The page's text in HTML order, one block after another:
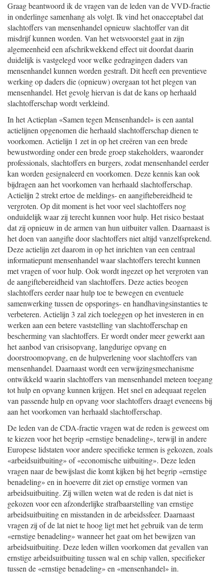
Graag beantwoord ik de vragen van de leden van de VVD-fractie
in onderlinge samenhang als volgt. Ik vind het onacceptabel dat
slachtoffers van mensenhandel opnieuw slachtoffer van dit
misdrijf kunnen worden. Van het wetsvoorstel gaat in zijn
algemeenheid een afschrikwekkend effect uit doordat daarin
duidelijk is vastgelegd voor welke gedragingen daders van
mensenhandel kunnen worden gestraft. Dit heeft een preventieve
werking op daders die (opnieuw) overgaan tot het plegen van
mensenhandel. Het gevolg hiervan is dat de kans op herhaald
slachtofferschap wordt verkleind.
In het Actieplan «Samen tegen Mensenhandel» is een aantal
actielijnen opgenomen die herhaald slachtofferschap dienen te
voorkomen. Actielijn 1 zet in op het creëren van een brede
bewustwording onder een brede groep stakeholders, waaronder
professionals, slachtoffers en burgers, zodat mensenhandel eerder
kan worden gesignaleerd en voorkomen. Deze kennis kan ook
bijdragen aan het voorkomen van herhaald slachtofferschap.
Actielijn 2 strekt ertoe de meldings- en aangiftebereidheid te
vergroten. Op dit moment is het voor veel slachtoffers nog
onduidelijk waar zij terecht kunnen voor hulp. Het risico bestaat
dat zij opnieuw in de armen van hun uitbuiter vallen. Daarnaast is
het doen van aangifte door slachtoffers niet altijd vanzelfsprekend.
Deze actielijn zet daarom in op het inrichten van een centraal
informatiepunt mensenhandel waar slachtoffers terecht kunnen
met vragen of voor hulp. Ook wordt ingezet op het vergroten van
de aangiftebereidheid van slachtoffers. Deze acties beogen
slachtoffers eerder naar hulp toe te bewegen en eventuele
samenwerking tussen de opsporings- en handhavingsinstanties te
verbeteren. Actielijn 3 zal zich toeleggen op het investeren in en
werken aan een betere vaststelling van slachtofferschap en
bescherming van slachtoffers. Er wordt onder meer gewerkt aan
het aanbod van crisisopvang, langdurige opvang en
doorstroomopvang, en de hulpverlening voor slachtoffers van
mensenhandel. Daarnaast wordt een verwijzingsmechanisme
ontwikkeld waarin slachtoffers van mensenhandel meteen toegang
tot hulp en opvang kunnen krijgen. Het snel en adequaat regelen
van passende hulp en opvang voor slachtoffers draagt eveneens bij
aan het voorkomen van herhaald slachtofferschap.
De leden van de CDA-fractie vragen wat de reden is geweest om
te kiezen voor het begrip «ernstige benadeling», terwijl in andere
Europese lidstaten voor andere specifieke termen is gekozen, zoals
«arbeidsuitbuiting» of «economische uitbuiting». Deze leden
vragen naar de bewijslast die komt kijken bij het begrip «ernstige
benadeling» en in hoeverre dit ziet op ernstige vormen van
arbeidsuitbuiting. Zij willen weten wat de reden is dat niet is
gekozen voor een afzonderlijke strafbaarstelling van ernstige
arbeidsuitbuiting en misstanden in de arbeidssfeer. Daarnaast
vragen zij of de lat niet te hoog ligt met het gebruik van de term
«ernstige benadeling» wanneer het gaat om het bewijzen van
arbeidsuitbuiting. Deze leden willen voorkomen dat gevallen van
ernstige arbeidsuitbuiting tussen wal en schip vallen, specifieker
tussen de «ernstige benadeling» en «mensenhandel» in.